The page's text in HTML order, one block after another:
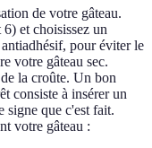
de votre gâteau.
et choisissez un
pour éviter le
votre gâteau sec.
la croûte. Un bon
consiste à insérer un
signe que c'est fait.
votre gâteau :